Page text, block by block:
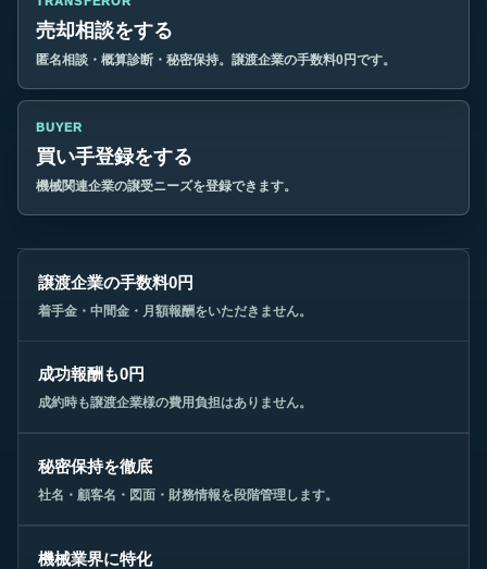
売却相談をする
匿名相談・概算診断・秘密保持。譲渡企業の手数料0円です。
BUYER
買い手登録をする
機械関連企業の譲受ニーズを登録できます。
譲渡企業の手数料0円
着手金・中間金・月額報酬をいただきません。
成功報酬も0円
成約時も譲渡企業様の費用負担はありません。
秘密保持を徹底
社名・顧客名・図面・財務情報を段階管理します。
機械業界に特化